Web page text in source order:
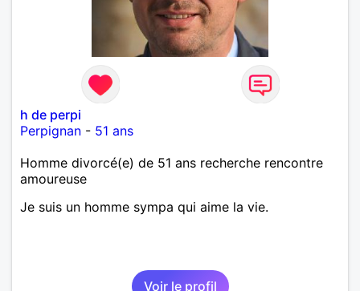
h de perpi
Perpignan - 51 ans
Homme divorcé(e) de 51 ans recherche rencontre
amoureuse
Je suis un homme sympa qui aime la vie.
Voir le profil